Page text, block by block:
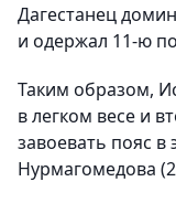
Дагестанец
и одержал 11-ю
Таким образом,
в легком весе и
завоевать пояс
Нурмагомедова